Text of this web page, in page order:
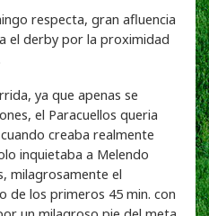
respecta, gran afluencia
el derby por la proximidad
ya que apenas se
el Paracuellos queria
creaba realmente
inquietaba a Melendo
milagrosamente el
de los primeros 45 min. con